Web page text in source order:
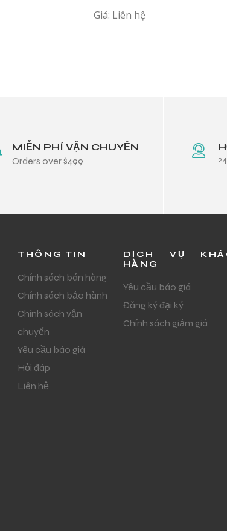
Giá: Liên hệ
MIỄN PHÍ VẬN CHUYỂN
Orders over $499
THÔNG TIN
Chính sách bán hàng
Chính sách bảo hành
Chính sách vận
chuyển
Yêu cầu báo giá
Hỏi đáp
Liên hệ
DỊCH VỤ
HÀNG
Yêu cầu báo giá
Đăng ký đại ký
Chính sách giảm giá